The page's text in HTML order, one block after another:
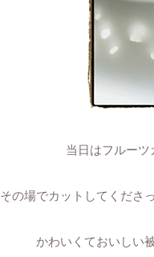
当日はフルー
その場でカットしてくださ
かわいくておいしい